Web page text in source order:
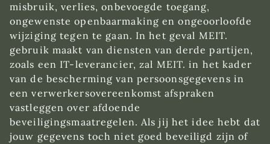
misbruik, verlies, onbevoegde toegang,
ongewenste openbaarmaking en ongeoorloofde
wijziging tegen te gaan. In het geval MEIT.
gebruik maakt van diensten van derde partijen,
zoals een IT-leverancier, zal MEIT. in het kader
van de bescherming van persoonsgegevens in
een verwerkersovereenkomst afspraken
vastleggen over afdoende
beveiligingsmaatregelen. Als jij het idee hebt dat
jouw gegevens toch niet goed beveiligd zijn of